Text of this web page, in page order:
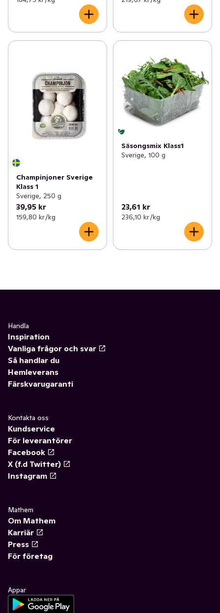
Champinjoner Sverige
Klass 1
Sverige, 250 g
39,95 kr
159,80 kr /kg
Säsongsmix Klass1
Sverige, 100 g
23,61 kr
236,10 kr /kg
Handla
Inspiration
Vanliga frågor och svar
Så handlar du
Hemleverans
Färskvarugaranti
Kontakta oss
Kundservice
För leverantörer
Facebook
X (f.d Twitter)
Instagram
Mathem
Om Mathem
Karriär
Press
För företag
Appar